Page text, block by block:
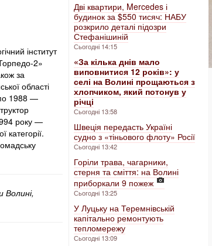
інститут
2»
за
області
1988 —
року —
Волині,
Дві квартири, Mercedes і
будинок за $550 тисяч: НАБУ
розкрило деталі підозри
Стефанішиній
Сьогодні 14:15
«За кілька днів мало
виповнитися 12 років»: у
селі на Волині прощаються з
хлопчиком, який потонув у
річці
Сьогодні 13:58
Швеція передасть Україні
судно з «тіньового флоту» Росії
Сьогодні 13:42
Горіли трава, чагарники,
стерня та сміття: на Волині
приборкали 9 пожеж
Сьогодні 13:25
У Луцьку на Теремнівській
капітально ремонтують
тепломережу
Сьогодні 13:09